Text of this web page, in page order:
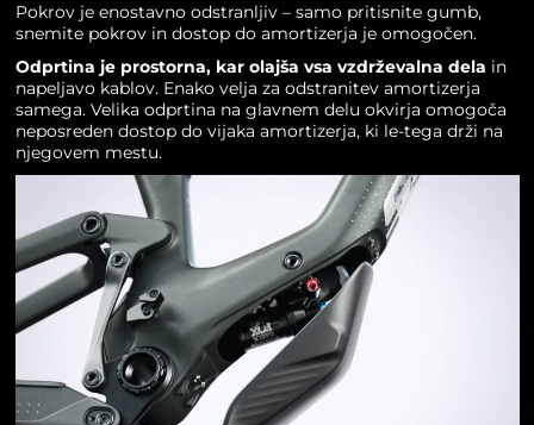
Pokrov je enostavno odstranljiv – samo pritisnite gumb,
snemite pokrov in dostop do amortizerja je omogočen.
Odprtina je prostorna, kar olajša vsa vzdrževalna dela in
napeljavo kablov. Enako velja za odstranitev amortizerja
samega. Velika odprtina na glavnem delu okvirja omogoča
neposreden dostop do vijaka amortizerja, ki le-tega drži na
njegovem mestu.